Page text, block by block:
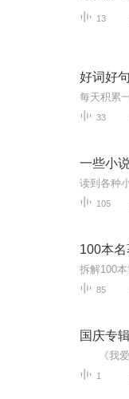
13
好词好
33
一些小
105
100本
85
国庆专
1